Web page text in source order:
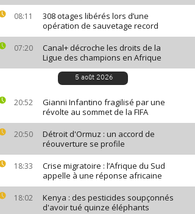
08:11
308 otages libérés lors d’une
opération de sauvetage record
07:20
Canal+ décroche les droits de la
Ligue des champions en Afrique
5 août 2026
20:52
Gianni Infantino fragilisé par une
révolte au sommet de la FIFA
20:50
Détroit d'Ormuz : un accord de
réouverture se profile
18:33
Crise migratoire : l’Afrique du Sud
appelle à une réponse africaine
18:02
Kenya : des pesticides soupçonnés
d'avoir tué quinze éléphants